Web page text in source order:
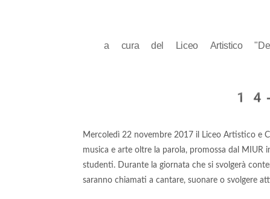
a cura del Liceo Artistico
Mercoledì 22 novembre 2017 il Liceo Artistico e
musica e arte oltre la parola, promossa dal
studenti. Durante la giornata che si svolgerà
saranno chiamati a cantare, suonare o svolgere